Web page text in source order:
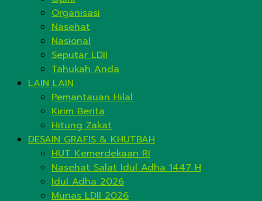
Organisasi
Nasehat
Nasional
Seputar LDII
Tahukah Anda
LAIN LAIN
Pemantauan Hilal
Kirim Berita
Hitung Zakat
DESAIN GRAFIS & KHUTBAH
HUT Kemerdekaan RI
Nasehat Salat Idul Adha 1447 H
Idul Adha 2026
Munas LDII 2026